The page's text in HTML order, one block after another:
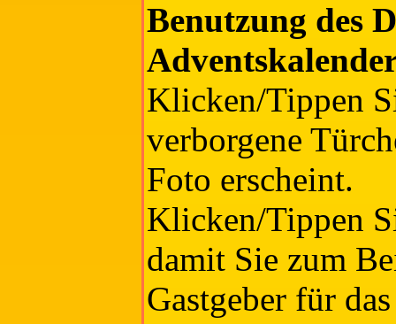
Benutzung des
Klicken/Tippen
verborgene
Foto erscheint.
Klicken/Tippen
damit Sie zum
Gastgeber für